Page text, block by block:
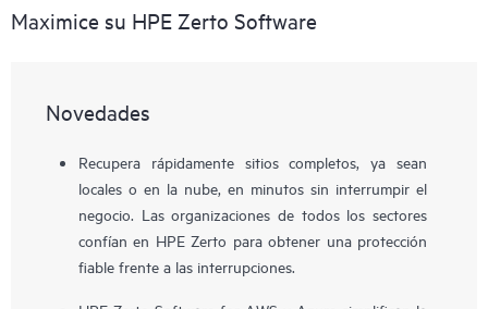
Maximice su HPE Zerto Software
Novedades
Recupera rápidamente sitios completos, ya sean
locales o en la nube, en minutos sin interrumpir el
negocio. Las organizaciones de todos los sectores
confían en HPE Zerto para obtener una protección
fiable frente a las interrupciones.